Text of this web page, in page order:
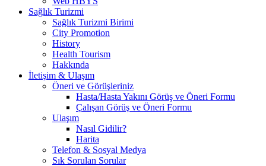
Sağlık Turizmi
Sağlık Turizmi Birimi
City Promotion
History
Health Tourism
Hakkında
İletişim & Ulaşım
Öneri ve Görüşleriniz
Hasta/Hasta Yakını Görüş ve Öneri Formu
Çalışan Görüş ve Öneri Formu
Ulaşım
Nasıl Gidilir?
Harita
Telefon & Sosyal Medya
Sık Sorulan Sorular